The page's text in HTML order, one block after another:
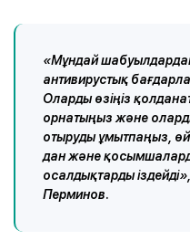
«Мұндай шабуылдардан
антивирустық
Оларды өзіңіз
орнатыңыз және
отыруды ұмытпаңыз,
дан және
осалдықтарды
Перминов.